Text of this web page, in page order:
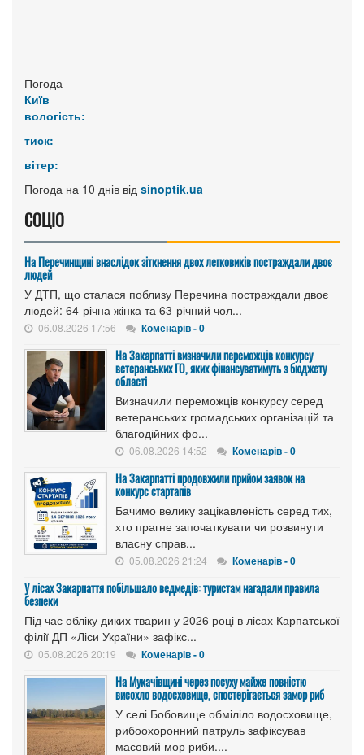
Погода
Київ
вологість:
тиск:
вітер:
Погода на 10 днів від sinoptik.ua
СОЦІО
На Перечинщині внаслідок зіткнення двох легковиків постраждали двоє
людей
У ДТП, що сталася поблизу Перечина постраждали двоє
людей: 64-річна жінка та 63-річний чол...
06.08.2026 17:56 Коменарів - 0
На Закарпатті визначили переможців конкурсу
ветеранських ГО, яких фінансуватимуть з бюджету
області
Визначили переможців конкурсу серед
ветеранських громадських організацій та
благодійних фо...
06.08.2026 14:52 Коменарів - 0
На Закарпатті продовжили прийом заявок на
конкурс стартапів
Бачимо велику зацікавленість серед тих,
хто прагне започаткувати чи розвинути
власну справ...
05.08.2026 21:24 Коменарів - 0
У лісах Закарпаття побільшало ведмедів: туристам нагадали правила
безпеки
Під час обліку диких тварин у 2026 році в лісах Карпатської
філії ДП «Ліси України» зафікс...
05.08.2026 20:19 Коменарів - 0
На Мукачівщині через посуху майже повністю
висохло водосховище, спостерігається замор риб
У селі Бобовище обміліло водосховище,
рибоохоронний патруль зафіксував
масовий мор риби....